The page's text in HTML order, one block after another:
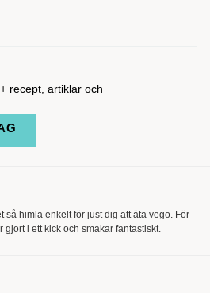
recept, artiklar och
så himla enkelt för just dig att äta vego. För
i ett kick och smakar fantastiskt.